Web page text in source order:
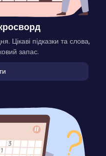
Цікаві підказки та слова,
запас.